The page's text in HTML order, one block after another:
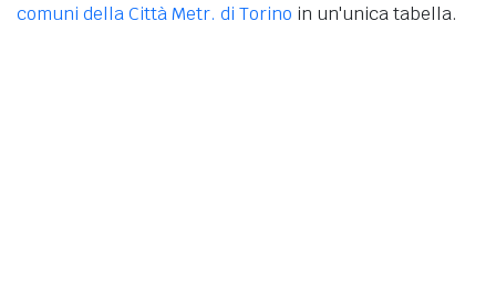
comuni della Città Metr. di Torino in un'unica tabella.